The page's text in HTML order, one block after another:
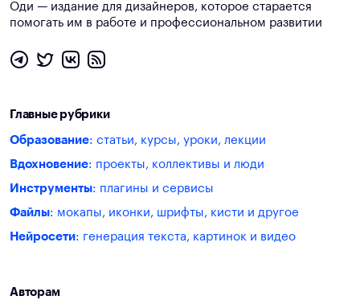
Оди — издание для дизайнеров, которое старается
помогать им в работе и профессиональном развитии
Главные рубрики
Образование: статьи, курсы, уроки, лекции
Вдохновение: проекты, коллективы и люди
Инструменты: плагины и сервисы
Файлы: мокапы, иконки, шрифты, кисти и другое
Нейросети: генерация текста, картинок и видео
Авторам